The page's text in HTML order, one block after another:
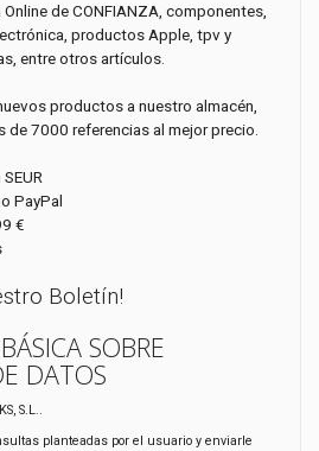
de CONFIANZA, componentes,
productos Apple, tpv y
entre otros artículos.
productos a nuestro almacén,
de 7000 referencias al mejor precio.
PayPal
€
Boletín!
SOBRE
DATOS
S.L..
planteadas por el usuario y enviarle